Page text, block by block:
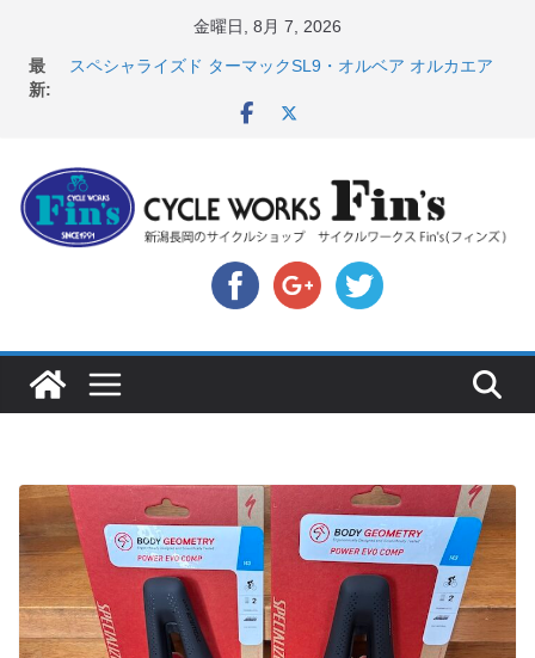
金曜日, 8月 7, 2026
最
新:
店頭のセールバイク在庫 ロードバイク、MTB、クロス
スペシャライズド ターマックSL9・オルベア オルカエア
8月1・2日 YOELEO試乗会とオフ会開催！！ ＆
LAZER 最高峰ヘルメットが３０〜４０％OFF セール
店頭のセールバイク在庫 ロードバイク、MTB、クロス
【 重要 】お支払いについて ＆ クロスバイクのカスタ
ムと、入荷してきました人気商品ピックアップ！